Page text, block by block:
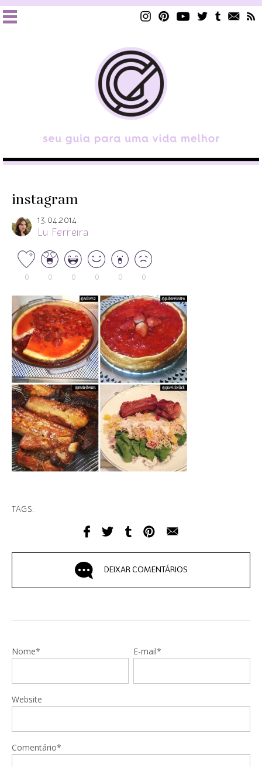
instagram
13.04.2014
Lu Ferreira
0 0 0 0 0 0
TAGS:
DEIXAR COMENTÁRIOS
Nome* E-mail*
Website
Comentário*